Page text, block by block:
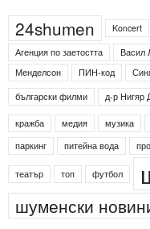
24shumen Koncert
Агенция по заетостта
Васил
Менделсон
ПИН-код
български филми
д-р Нигяр
кражба медия музика
паркинг питейна вода
театър топ футбол
шуменски